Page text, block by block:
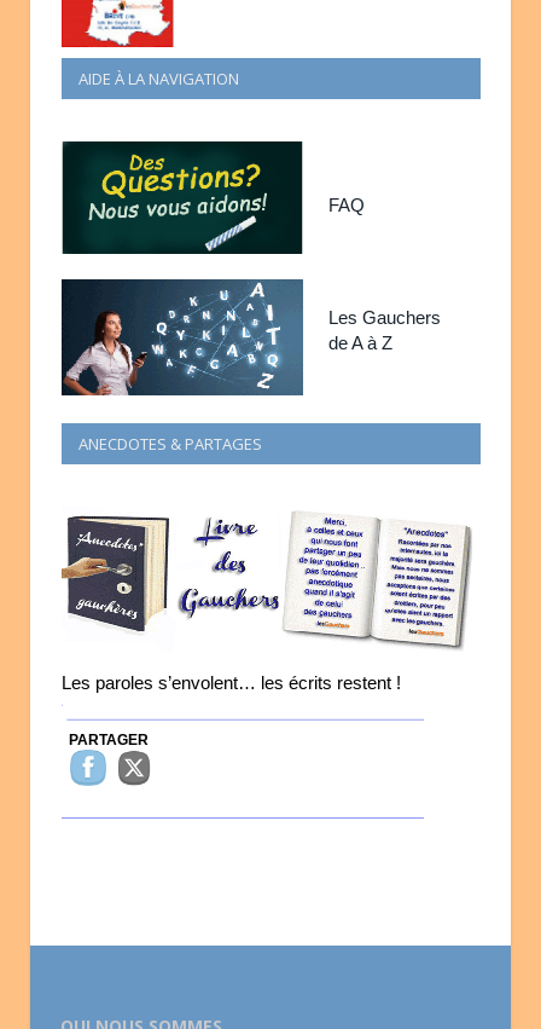
AIDE À LA NAVIGATION
FAQ
Les Gauchers
de A à Z
ANECDOTES & PARTAGES
Les paroles s’envolent… les écrits restent !
PARTAGER